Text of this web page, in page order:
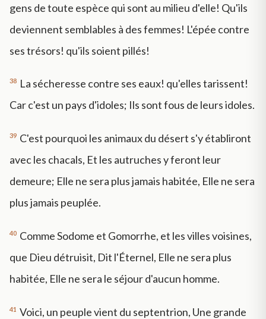
gens de toute espèce qui sont au milieu d'elle! Qu'ils
deviennent semblables à des femmes! L'épée contre
ses trésors! qu'ils soient pillés!
38 La sécheresse contre ses eaux! qu'elles tarissent!
Car c'est un pays d'idoles; Ils sont fous de leurs idoles.
39 C'est pourquoi les animaux du désert s'y établiront
avec les chacals, Et les autruches y feront leur
demeure; Elle ne sera plus jamais habitée, Elle ne sera
plus jamais peuplée.
40 Comme Sodome et Gomorrhe, et les villes voisines,
que Dieu détruisit, Dit l'Éternel, Elle ne sera plus
habitée, Elle ne sera le séjour d'aucun homme.
41 Voici, un peuple vient du septentrion, Une grande